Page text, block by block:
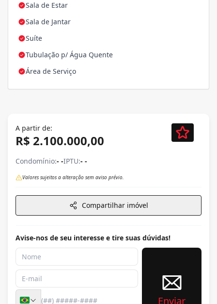
Sala de Estar
Sala de Jantar
Suíte
Tubulação p/ Água Quente
Área de Serviço
A partir de:
R$ 2.100.000,00
Condomínio:- -IPTU:- -
Valores sujeitos a alteração sem aviso prévio.
Compartilhar imóvel
Avise-nos de seu interesse e tire suas dúvidas!
Enviar